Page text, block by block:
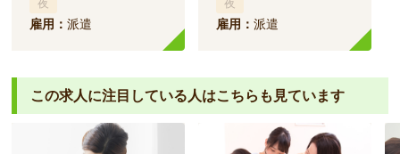
夜
雇用：派遣
夜
雇用：派遣
この求人に注目している人はこちらも見ています